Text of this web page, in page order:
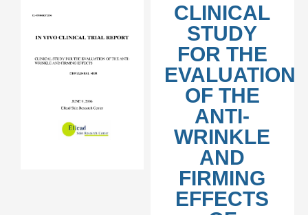
CLINICAL
STUDY
FOR THE
EVALUATION
OF THE
ANTI-
WRINKLE
AND
FIRMING
EFFECTS